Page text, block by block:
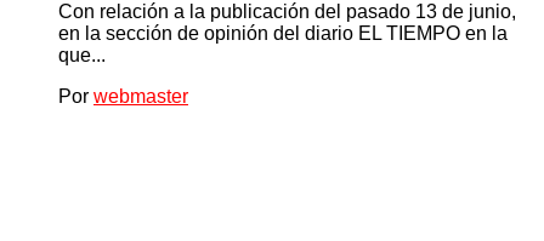
Con relación a la publicación del pasado 13 de junio,
en la sección de opinión del diario EL TIEMPO en la
que...
Por webmaster